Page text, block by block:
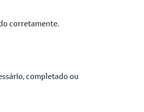
corretamente.
completado ou